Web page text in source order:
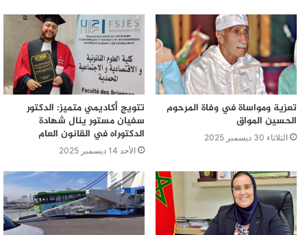
تعزية ومواساة في وفاة المرحوم
الحسين المواق
الثلاثاء 30 ديسمبر 2025
تتويج أكاديمي متميز: الدكتور
سفيان مستور ينال شهادة
الدكتوراه في القانون العام
الأحد 14 ديسمبر 2025